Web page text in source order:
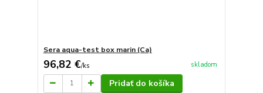
Sera aqua-test box marin (Ca)
96,82 €/ks skladom
Pridať do košíka